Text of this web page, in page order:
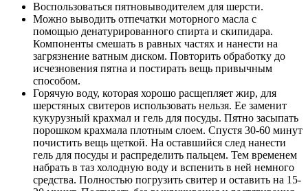
Воспользоваться пятновыводителем для шерсти.
Можно выводить отпечатки моторного масла с
помощью денатурированного спирта и скипидара.
Компоненты смешать в равных частях и нанести на
загрязнение ватным диском. Повторить обработку до
исчезновения пятна и постирать вещь привычным
способом.
Горячую воду, которая хорошо расщепляет жир, для
шерстяных свитеров использовать нельзя. Ее заменит
кукурузный крахмал и гель для посуды. Пятно засыпать
порошком крахмала плотным слоем. Спустя 30-60 минут
почистить вещь щеткой. На оставшийся след нанести
гель для посуды и распределить пальцем. Тем временем
набрать в таз холодную воду и вспенить в ней немного
средства. Полностью погрузить свитер и оставить на 15-